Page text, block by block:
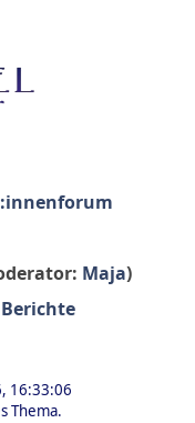
Maja)
16:33:06
Thema.